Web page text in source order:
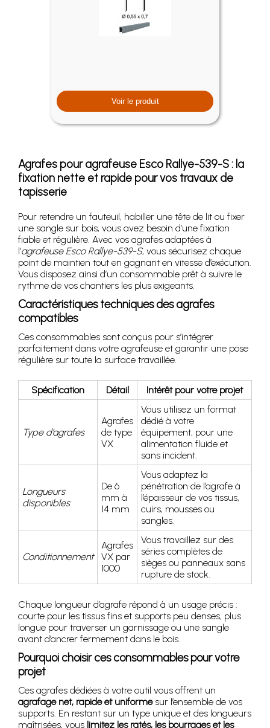
Voir le produit
Agrafes pour agrafeuse Esco Rallye-539-S : la
fixation nette et rapide pour vos travaux de
tapisserie
Pour retendre un fauteuil, habiller une tête de lit ou fixer
une sangle sur bois, vous avez besoin d’une fixation
fiable et régulière. Avec vos agrafes adaptées à
l’agrafeuse Esco Rallye-539-S, vous sécurisez chaque
point de maintien tout en gagnant en vitesse d’exécution.
Vous disposez ainsi d’un consommable prêt à suivre le
rythme de vos chantiers les plus exigeants.
Caractéristiques techniques des agrafes
compatibles
Ces consommables sont conçus pour s’intégrer
parfaitement dans votre agrafeuse et garantir une pose
régulière sur toute la surface travaillée.
Spécification Détail Intérêt pour votre projet
Type d’agrafes
Agrafes
de type
VX
Vous utilisez un format
dédié à votre
équipement, pour une
alimentation fluide et
sans incident.
Longueurs
disponibles
De 6
mm à
14 mm
Vous adaptez la
pénétration de l’agrafe à
l’épaisseur de vos tissus,
cuirs, mousses ou
sangles.
Conditionnement
Agrafes
VX par
1000
Vous travaillez sur des
séries complètes de
sièges ou panneaux sans
rupture de stock.
Chaque longueur d’agrafe répond à un usage précis :
courte pour les tissus fins et supports peu denses, plus
longue pour traverser un garnissage ou une sangle
avant d’ancrer fermement dans le bois.
Pourquoi choisir ces consommables pour votre
projet
Ces agrafes dédiées à votre outil vous offrent un
agrafage net, rapide et uniformesur l’ensemble de vos
supports. En restant sur un type unique et des longueurs
maîtrisées, vous limitez les ratés, les bourrages et les